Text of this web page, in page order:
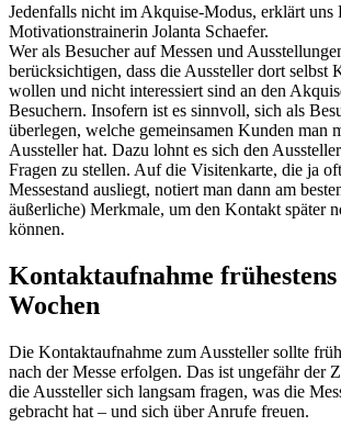
Jedenfalls nicht im Akquise-Modus, erklärt uns
Motivationstrainerin Jolanta Schaefer.
Wer als Besucher auf Messen und
berücksichtigen, dass die Aussteller dort selbst
wollen und nicht interessiert sind an den
Besuchern. Insofern ist es sinnvoll, sich als
überlegen, welche gemeinsamen Kunden man
Aussteller hat. Dazu lohnt es sich den
Fragen zu stellen. Auf die Visitenkarte, die ja
Messestand ausliegt, notiert man dann am
äußerliche) Merkmale, um den Kontakt später
können.
Kontaktaufnahme frühestens
Wochen
Die Kontaktaufnahme zum Aussteller sollte
nach der Messe erfolgen. Das ist ungefähr der
die Aussteller sich langsam fragen, was die
gebracht hat – und sich über Anrufe freuen.